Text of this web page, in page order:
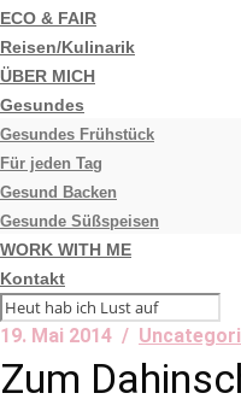
ECO & FAIR
Reisen/Kulinarik
ÜBER MICH
Gesundes
Gesundes Frühstück
Für jeden Tag
Gesund Backen
Gesunde Süßspeisen
WORK WITH ME
Kontakt
19. Mai 2014 /
Zum